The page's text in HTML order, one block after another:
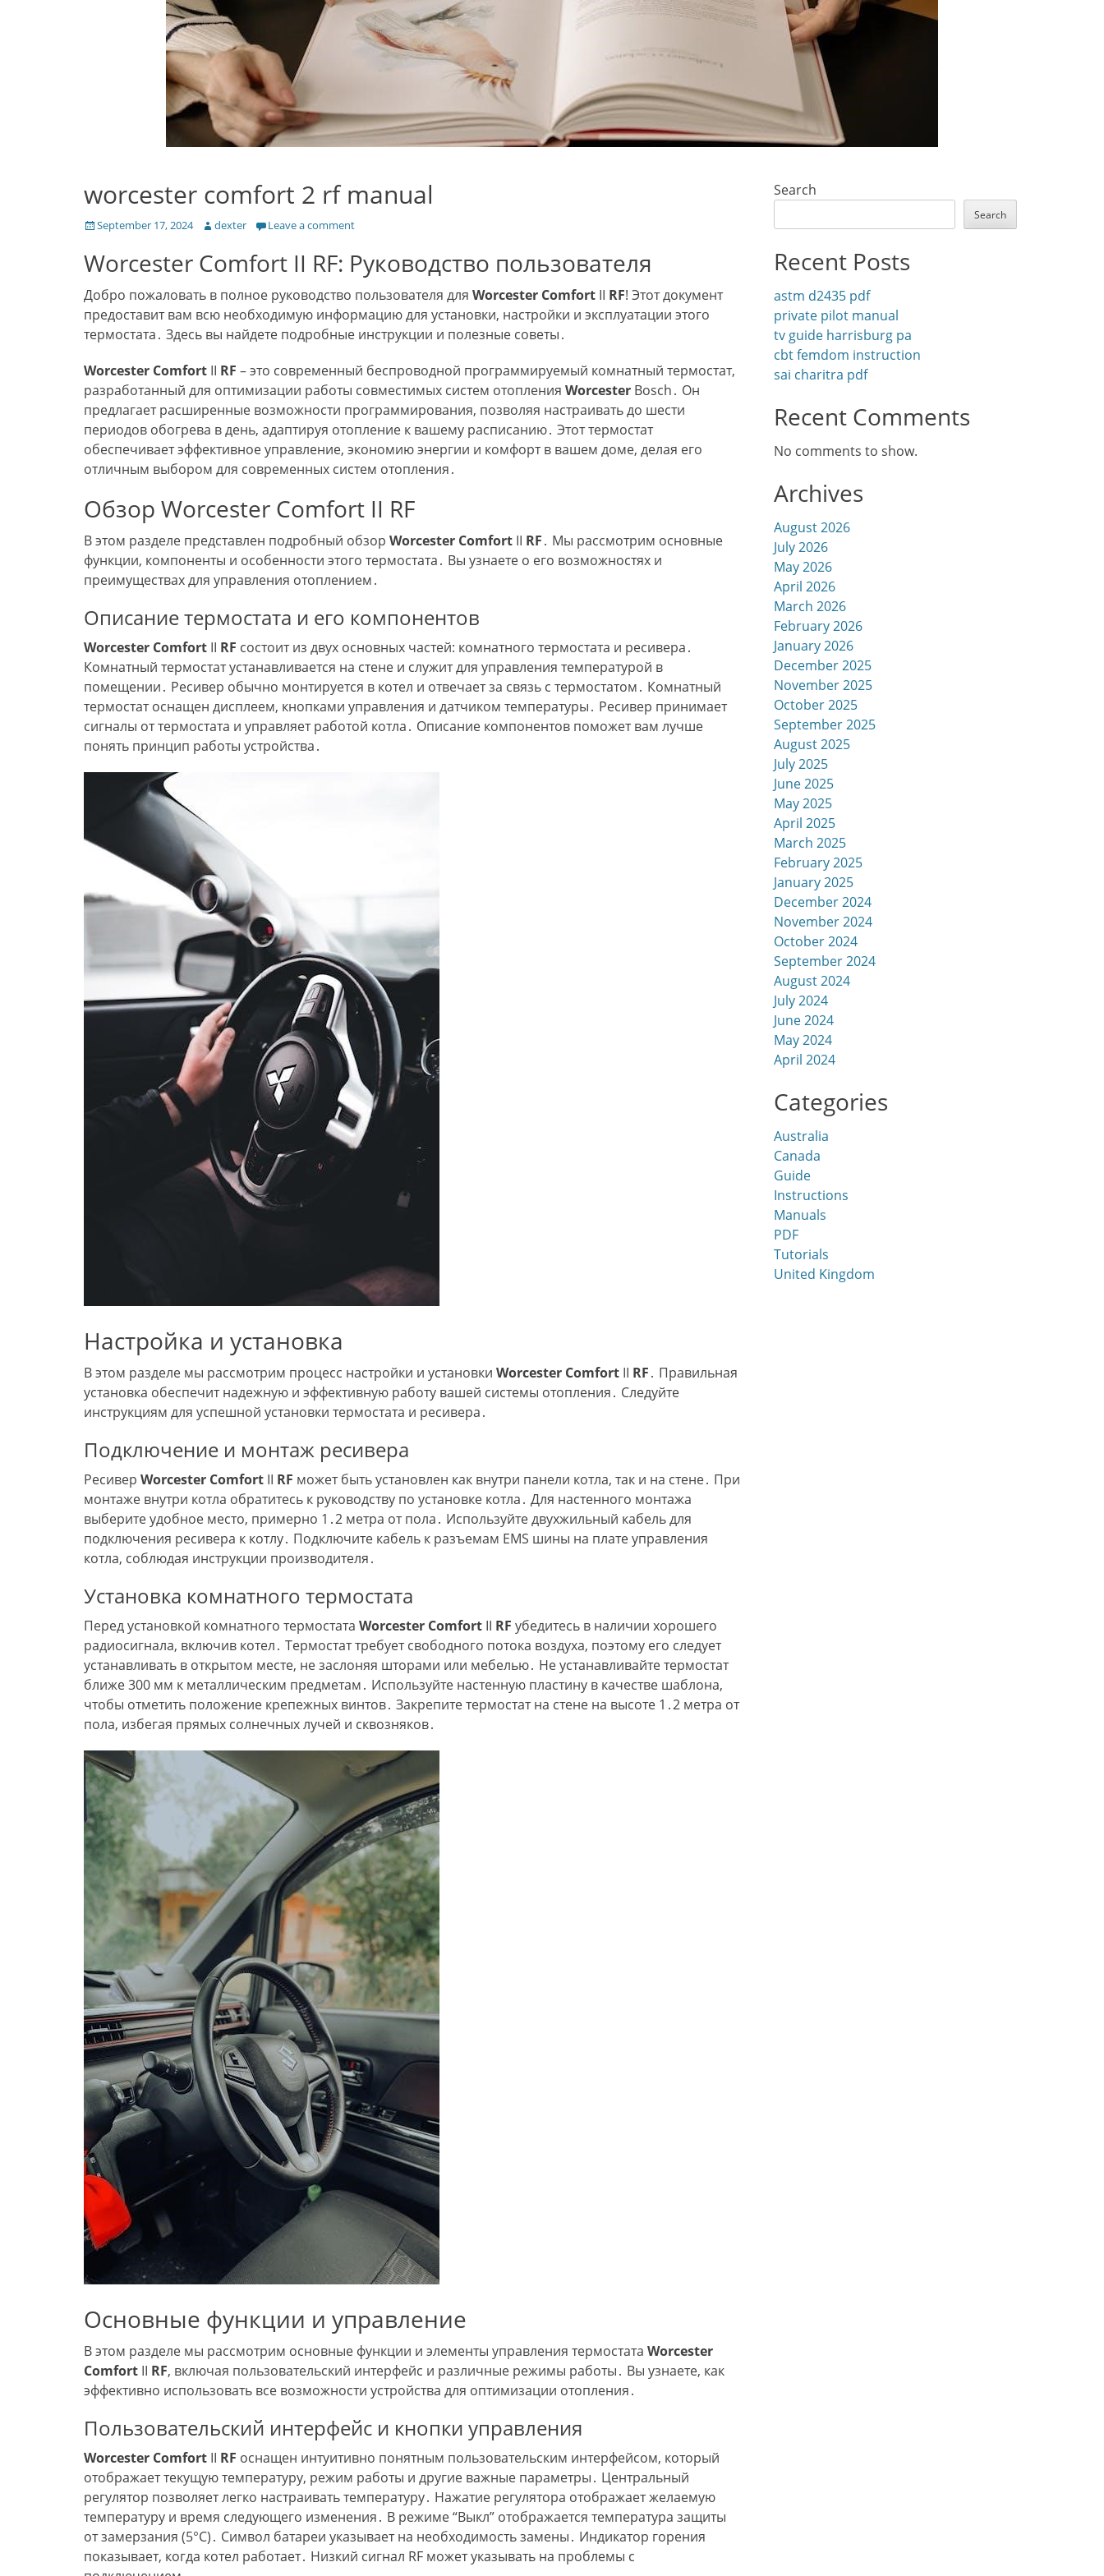
worcester comfort 2 rf manual
Posted
September 17, 2024 Author
dexter Leave a comment
Worcester Comfort II RF: Руководство пользователя
Добро пожаловать в полное руководство пользователя для Worcester Comfort II RF! Этот документ
предоставит вам всю необходимую информацию для установки, настройки и эксплуатации этого
термостата․ Здесь вы найдете подробные инструкции и полезные советы․
Worcester Comfort II RF – это современный беспроводной программируемый комнатный термостат,
разработанный для оптимизации работы совместимых систем отопления Worcester Bosch․ Он
предлагает расширенные возможности программирования, позволяя настраивать до шести
периодов обогрева в день, адаптируя отопление к вашему расписанию․ Этот термостат
обеспечивает эффективное управление, экономию энергии и комфорт в вашем доме, делая его
отличным выбором для современных систем отопления․
Обзор Worcester Comfort II RF
В этом разделе представлен подробный обзор Worcester Comfort II RF․ Мы рассмотрим основные
функции, компоненты и особенности этого термостата․ Вы узнаете о его возможностях и
преимуществах для управления отоплением․
Описание термостата и его компонентов
Worcester Comfort II RF состоит из двух основных частей: комнатного термостата и ресивера․
Комнатный термостат устанавливается на стене и служит для управления температурой в
помещении․ Ресивер обычно монтируется в котел и отвечает за связь с термостатом․ Комнатный
термостат оснащен дисплеем, кнопками управления и датчиком температуры․ Ресивер принимает
сигналы от термостата и управляет работой котла․ Описание компонентов поможет вам лучше
понять принцип работы устройства․
Настройка и установка
В этом разделе мы рассмотрим процесс настройки и установки Worcester Comfort II RF․ Правильная
установка обеспечит надежную и эффективную работу вашей системы отопления․ Следуйте
инструкциям для успешной установки термостата и ресивера․
Подключение и монтаж ресивера
Ресивер Worcester Comfort II RF может быть установлен как внутри панели котла, так и на стене․ При
монтаже внутри котла обратитесь к руководству по установке котла․ Для настенного монтажа
выберите удобное место, примерно 1․2 метра от пола․ Используйте двухжильный кабель для
подключения ресивера к котлу․ Подключите кабель к разъемам EMS шины на плате управления
котла, соблюдая инструкции производителя․
Установка комнатного термостата
Перед установкой комнатного термостата Worcester Comfort II RF убедитесь в наличии хорошего
радиосигнала, включив котел․ Термостат требует свободного потока воздуха, поэтому его следует
устанавливать в открытом месте, не заслоняя шторами или мебелью․ Не устанавливайте термостат
ближе 300 мм к металлическим предметам․ Используйте настенную пластину в качестве шаблона,
чтобы отметить положение крепежных винтов․ Закрепите термостат на стене на высоте 1․2 метра от
пола, избегая прямых солнечных лучей и сквозняков․
Основные функции и управление
В этом разделе мы рассмотрим основные функции и элементы управления термостата Worcester
Comfort II RF, включая пользовательский интерфейс и различные режимы работы․ Вы узнаете, как
эффективно использовать все возможности устройства для оптимизации отопления․
Пользовательский интерфейс и кнопки управления
Worcester Comfort II RF оснащен интуитивно понятным пользовательским интерфейсом, который
отображает текущую температуру, режим работы и другие важные параметры․ Центральный
регулятор позволяет легко настраивать температуру․ Нажатие регулятора отображает желаемую
температуру и время следующего изменения․ В режиме “Выкл” отображается температура защиты
от замерзания (5°C)․ Символ батареи указывает на необходимость замены․ Индикатор горения
показывает, когда котел работает․ Низкий сигнал RF может указывать на проблемы с
Search
Search
Recent Posts
astm d2435 pdf
private pilot manual
tv guide harrisburg pa
cbt femdom instruction
sai charitra pdf
Recent Comments
No comments to show.
Archives
August 2026
July 2026
May 2026
April 2026
March 2026
February 2026
January 2026
December 2025
November 2025
October 2025
September 2025
August 2025
July 2025
June 2025
May 2025
April 2025
March 2025
February 2025
January 2025
December 2024
November 2024
October 2024
September 2024
August 2024
July 2024
June 2024
May 2024
April 2024
Categories
Australia
Canada
Guide
Instructions
Manuals
PDF
Tutorials
United Kingdom